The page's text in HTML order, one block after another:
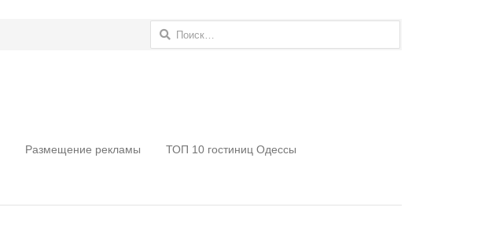
Найти:
Размещение рекламы ТОП 10 гостиниц Одессы